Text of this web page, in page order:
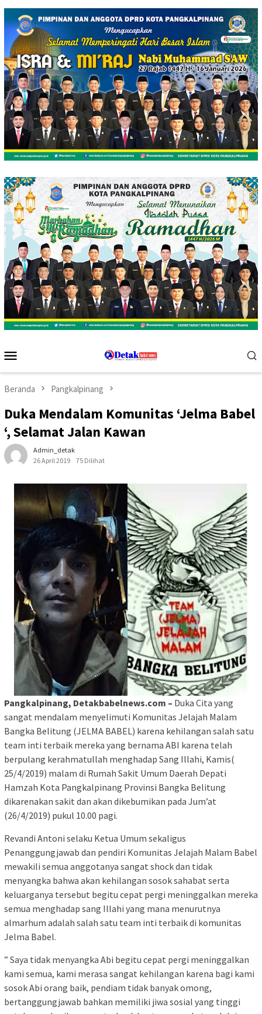
Loncat
konten
Mobile
Beranda Pangkalpinang
Duka Mendalam Komunitas ‘Jelma Babel
‘, Selamat Jalan Kawan
Admin_detak
26 April 2019
75 Dilihat
Pangkalpinang, Detakbabelnews.com – Duka Cita yang
sangat mendalam menyelimuti Komunitas Jelajah Malam
Bangka Belitung (JELMA BABEL) karena kehilangan salah satu
team inti terbaik mereka yang bernama ABI karena telah
berpulang kerahmatullah menghadap Sang Illahi, Kamis(
25/4/2019) malam di Rumah Sakit Umum Daerah Depati
Hamzah Kota Pangkalpinang Provinsi Bangka Belitung
dikarenakan sakit dan akan dikebumikan pada Jum’at
(26/4/2019) pukul 10.00 pagi.
Revandi Antoni selaku Ketua Umum sekaligus
Penanggungjawab dan pendiri Komunitas Jelajah Malam Babel
mewakili semua anggotanya sangat shock dan tidak
menyangka bahwa akan kehilangan sosok sahabat serta
keluarganya tersebut begitu cepat pergi meninggalkan mereka
semua menghadap sang Illahi yang mana menurutnya
almarhum adalah salah satu team inti terbaik di komunitas
Jelma Babel.
” Saya tidak menyangka Abi begitu cepat pergi meninggalkan
kami semua, kami merasa sangat kehilangan karena bagi kami
sosok Abi orang baik, pendiam tidak banyak omong,
bertanggungjawab bahkan memiliki jiwa sosial yang tinggi